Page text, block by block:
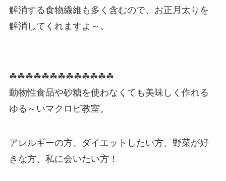
解消する食物繊維も多く含むので、お正月太りを
解消してくれますよ～。
☘☘☘☘☘☘☘☘☘☘☘☘☘
動物性食品や砂糖を使わなくても美味しく作れる
ゆる～いマクロビ教室。
アレルギーの方、ダイエットしたい方、野菜が好
きな方、私に会いたい方！